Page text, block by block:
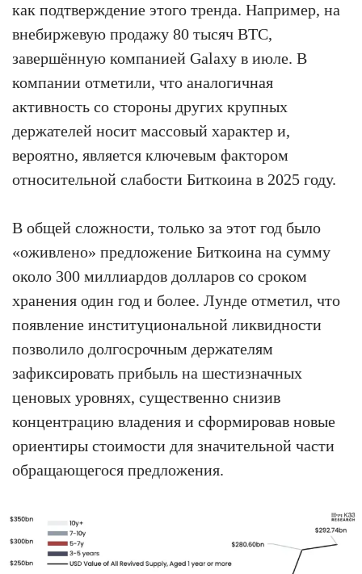
как подтверждение этого тренда. Например, на
внебиржевую продажу 80 тысяч BTC,
завершённую компанией Galaxy в июле. В
компании отметили, что аналогичная
активность со стороны других крупных
держателей носит массовый характер и,
вероятно, является ключевым фактором
относительной слабости Биткоина в 2025 году.
В общей сложности, только за этот год было
«оживлено» предложение Биткоина на сумму
около 300 миллиардов долларов со сроком
хранения один год и более. Лунде отметил, что
появление институциональной ликвидности
позволило долгосрочным держателям
зафиксировать прибыль на шестизначных
ценовых уровнях, существенно снизив
концентрацию владения и сформировав новые
ориентиры стоимости для значительной части
обращающегося предложения.